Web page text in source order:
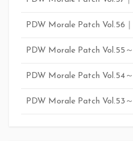
PDW Morale Patch Vol.56
PDW Morale Patch Vol.55
PDW Morale Patch Vol.54
PDW Morale Patch Vol.53